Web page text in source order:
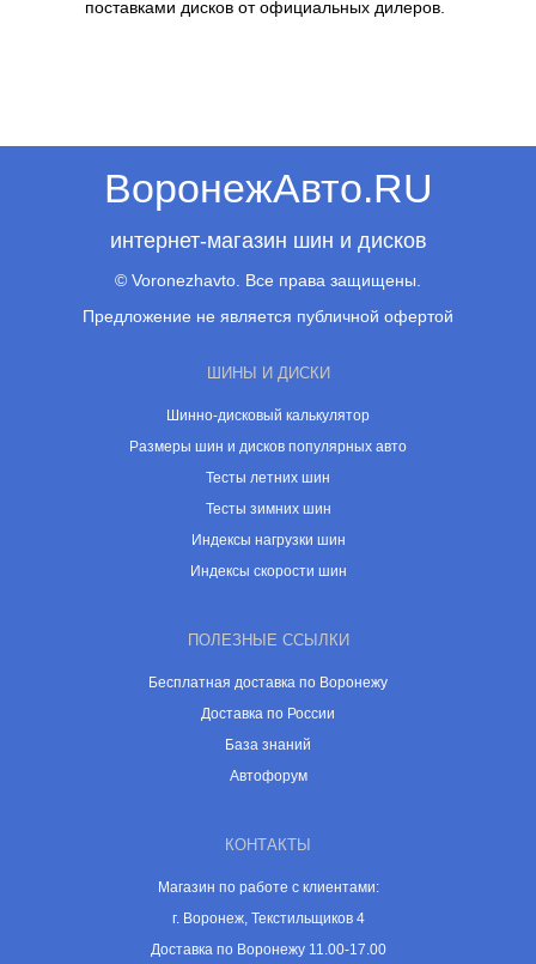
поставками дисков от официальных дилеров.
ВоронежАвто.RU
интернет-магазин шин и дисков
© Voronezhavto. Все права защищены.
Предложение не является публичной офертой
ШИНЫ И ДИСКИ
Шинно-дисковый калькулятор
Размеры шин и дисков популярных авто
Тесты летних шин
Тесты зимних шин
Индексы нагрузки шин
Индексы скорости шин
ПОЛЕЗНЫЕ ССЫЛКИ
Бесплатная доставка по Воронежу
Доставка по России
База знаний
Автофорум
КОНТАКТЫ
Магазин по работе с клиентами:
г. Воронеж, Текстильщиков 4
Доставка по Воронежу 11.00-17.00